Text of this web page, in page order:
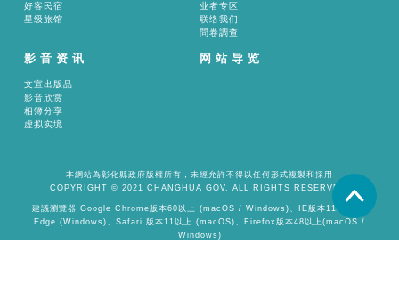
置頂
好客民宿
星级旅馆
业者专区
联络我们
問卷調查
影音资讯
文宣出版品
影音欣赏
相簿分享
虚拟实境
网站导览
本網站為彰化縣政府版權所有，未經允許不得以任何形式複製和採用
COPYRIGHT © 2021 CHANGHUA GOV. ALL RIGHTS RESERVED.
建議瀏覽器 Google Chrome版本60以上 (macOS / Windows)、IE版本11以上 或
Edge (Windows)、Safari 版本11以上 (macOS)、Firefox版本48以上(macOS /
Windows)